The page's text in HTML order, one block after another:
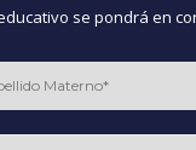
se pondrá en